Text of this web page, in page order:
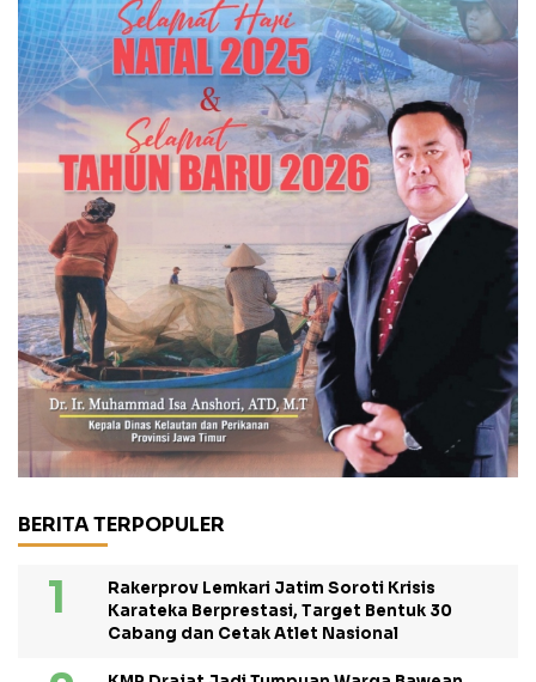
BERITA TERPOPULER
Rakerprov Lemkari Jatim Soroti Krisis
Karateka Berprestasi, Target Bentuk 30
Cabang dan Cetak Atlet Nasional